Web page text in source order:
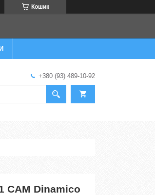
Кошик
+380 (93) 489-10-92
CAM Dinamico